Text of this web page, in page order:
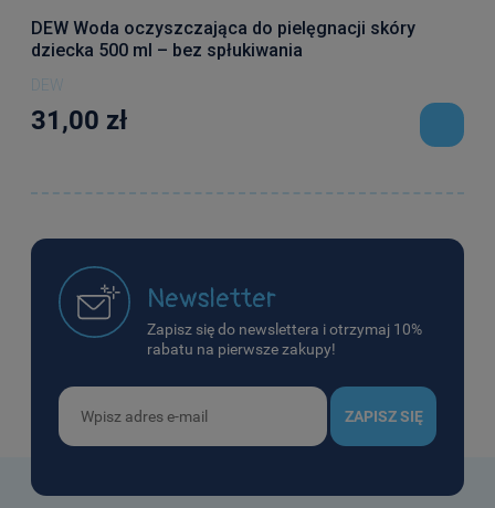
DEW Woda oczyszczająca do pielęgnacji skóry
dziecka 500 ml – bez spłukiwania
DEW
31,00 zł
Newsletter
Zapisz się do newslettera i otrzymaj 10%
rabatu na pierwsze zakupy!
ZAPISZ SIĘ